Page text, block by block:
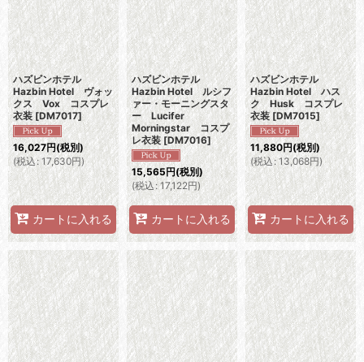
ハズビンホテル
Hazbin Hotel ヴォッ
クス Vox コスプレ
衣装 [DM7017]
16,027円(税別)
(税込: 17,630円)
カートに入れる
ハズビンホテル
Hazbin Hotel ルシフ
ァー・モーニングスタ
ー Lucifer
Morningstar コスプ
レ衣装 [DM7016]
15,565円(税別)
(税込 : 17,122円)
カートに入れる
ハズビンホテル
Hazbin Hotel ハス
ク Husk コスプレ
衣装 [DM7015]
11,880円(税別)
(税込: 13,068円)
カートに入れる